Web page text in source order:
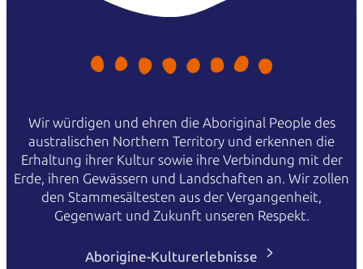
Wir würdigen und ehren die Aboriginal People des
australischen Northern Territory und erkennen die
Erhaltung ihrer Kultur sowie ihre Verbindung mit der
Erde, ihren Gewässern und Landschaften an. Wir zollen
den Stammesältesten aus der Vergangenheit,
Gegenwart und Zukunft unseren Respekt.
Aborigine-Kulturerlebnisse